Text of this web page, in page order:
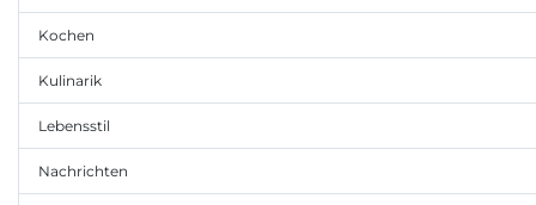
Kochen
Kulinarik
Lebensstil
Nachrichten